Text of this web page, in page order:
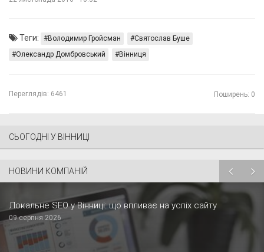
Теги: Володимир Гройсман
Святослав Буше
Олександр Домбровський
Вінниця
Переглядів: 6461 Поширень: 0
СЬОГОДНІ У ВІННИЦІ
НОВИНИ КОМПАНІЙ
Локальне SEO у Вінниці: що впливає на успіх сайту
09 серпня 2026